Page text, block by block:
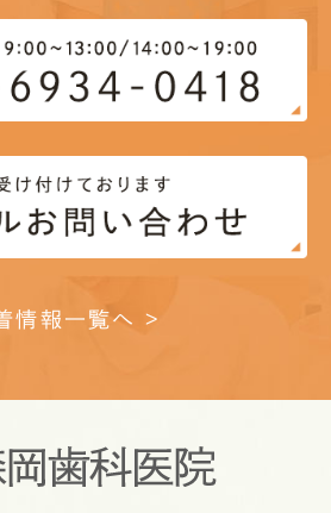
情報一覧へ >